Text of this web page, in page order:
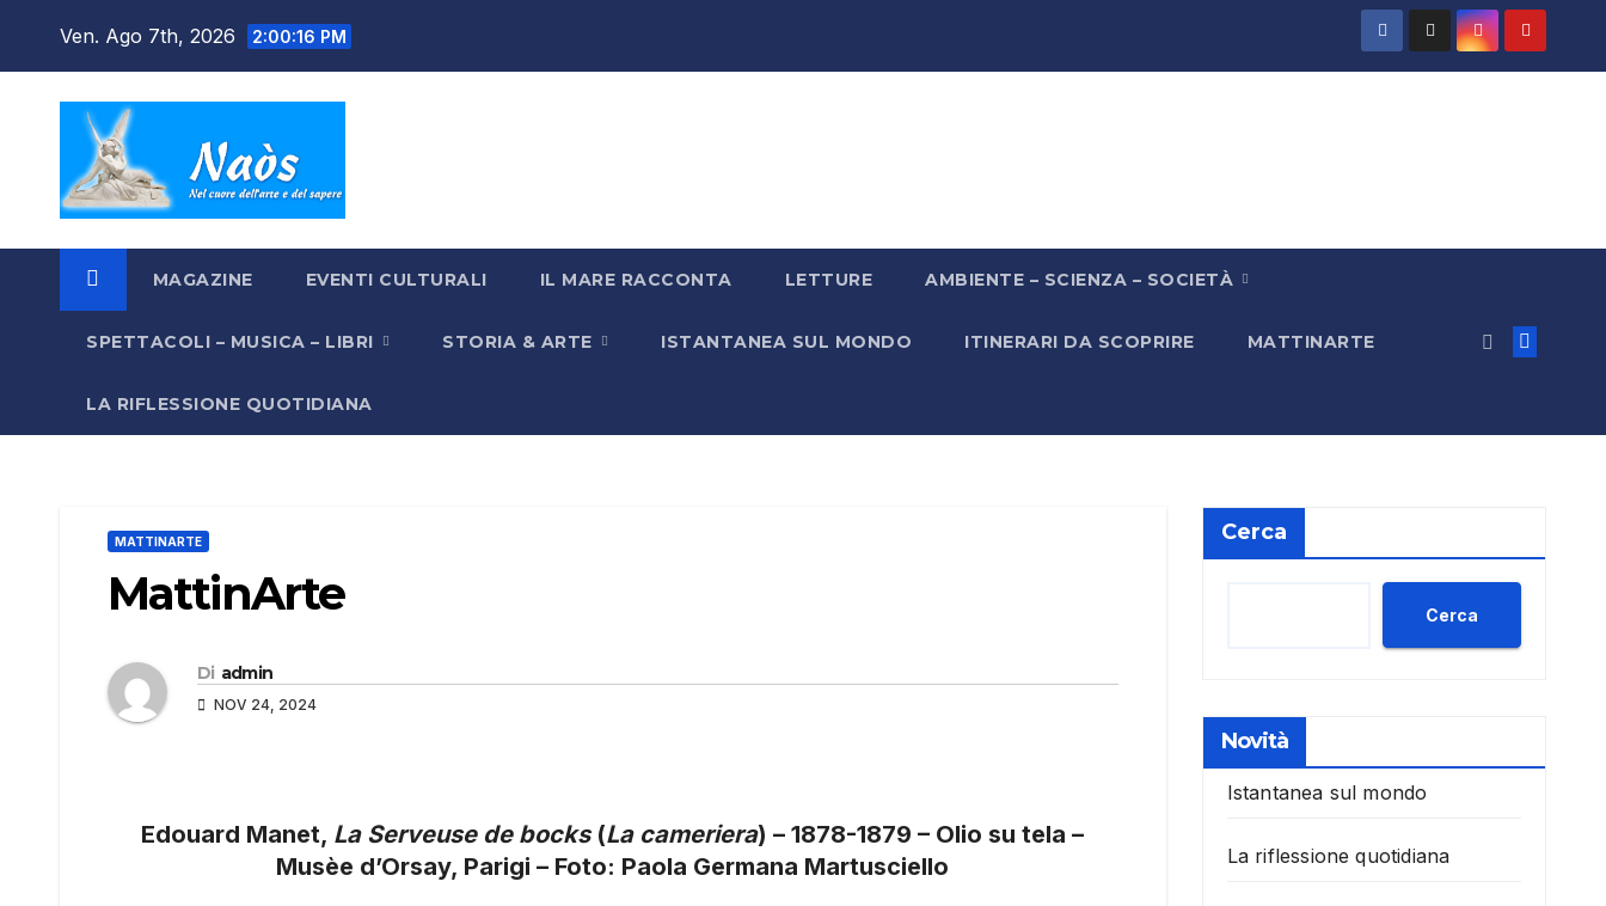
Ven. Ago 7th, 2026 2:00:17 PM
MAGAZINE EVENTI CULTURALI IL MARE RACCONTA LETTURE AMBIENTE – SCIENZA – SOCIETÀ
SPETTACOLI – MUSICA – LIBRI STORIA & ARTE ISTANTANEA SUL MONDO ITINERARI DA SCOPRIRE MATTINARTE
LA RIFLESSIONE QUOTIDIANA
MATTINARTE
MattinArte
Di admin
NOV 24, 2024
Edouard Manet, La Serveuse de bocks(La cameriera) – 1878-1879 – Olio su tela –
Musèe d’Orsay, Parigi – Foto: Paola Germana Martusciello
Cerca
Cerca
Novità
Istantanea sul mondo
La riflessione quotidiana